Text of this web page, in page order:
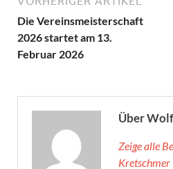
Die Vereinsmeisterschaft
2026 startet am 13.
Februar 2026
Über
Zeige alle